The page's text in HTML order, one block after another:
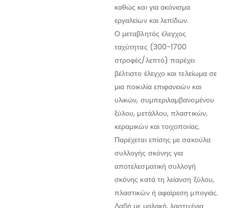
καθώς και για ακόνισμα
εργαλείων και λεπίδων.
Ο μεταβλητός έλεγχος
ταχύτητας (300-1700
στροφές/λεπτό) παρέχει
βέλτιστο έλεγχο και τελείωμα σε
μια ποικιλία επιφανειών και
υλικών, συμπεριλαμβανομένου
ξύλου, μετάλλου, πλαστικών,
κεραμικών και τοιχοποιίας.
Παρέχεται επίσης με σακούλα
συλλογής σκόνης για
αποτελεσματική συλλογή
σκόνης κατά τη λείανση ξύλου,
πλαστικών ή αφαίρεση μπογιάς.
Λαβή με μαλακή, λαστιχένια